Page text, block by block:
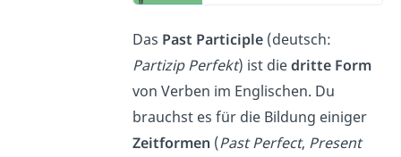
Das Past Participle(deutsch:
Partizip Perfekt) ist diedritte Form
von Verben im Englischen. Du
brauchst es für die Bildung einiger
Zeitformen (Past Perfect, Present